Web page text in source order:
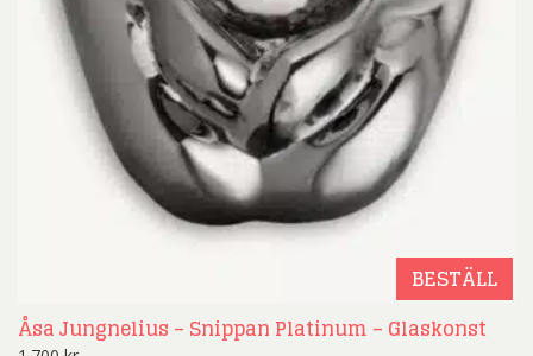
BESTÄLL
Åsa Jungnelius – Snippan Platinum – Glaskonst